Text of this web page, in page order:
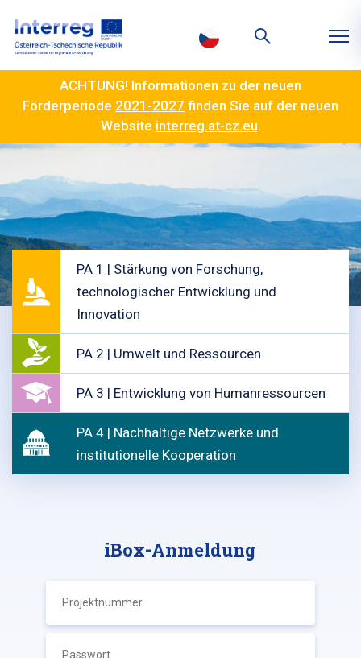
ACHTUNG! Informationen zu der neuen
Förderperiode 2021-2027 finden Sie auf der neuen
Website interreg.at-cz.eu.
PA 1 | Stärkung von Forschung,
technologischer Entwicklung und
Innovation
PA 2 | Umwelt und Ressourcen
PA 3 | Entwicklung von Humanressourcen
PA 4 | Nachhaltige Netzwerke und
institutionelle Kooperation
iBox-Anmeldung